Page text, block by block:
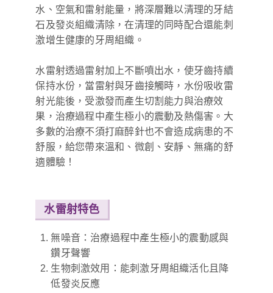
水、空氣和雷射能量，將深層難以清理的牙結
石及發炎組織清除，在清理的同時配合還能刺
激增生健康的牙周組織。
水雷射透過雷射加上不斷噴出水，使牙齒持續
保持水份，當雷射與牙齒接觸時，水份吸收雷
射光能後，受激發而產生切割能力與治療效
果，治療過程中產生極小的震動及熱傷害。大
多數的治療不須打麻醉針也不會造成病患的不
舒服，給您帶來溫和、微創、安靜、無痛的舒
適體驗！
水雷射特色
無噪音：治療過程中產生極小的震動感與
鑽牙聲響
生物刺激效用：能刺激牙周組織活化且降
低發炎反應